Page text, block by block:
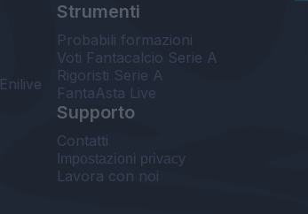
Strumenti
Probabili formazioni
Voti Fantacalcio Serie A
Rigoristi Serie A
FantaAsta Live
Supporto
Contatti
Impostazioni privacy
Lavora con noi